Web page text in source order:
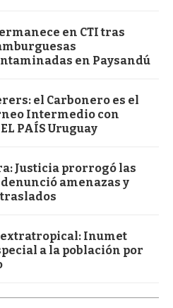
en CTI tras
en Paysandú
el Carbonero es el
Intermedio con
PAÍS Uruguay
Justicia prorrogó las
amenazas y
extratropical: Inumet
a la población por